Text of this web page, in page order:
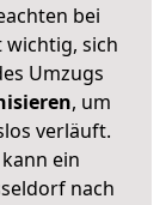
bei
wichtig, sich
Umzugs
, um
verläuft.
ein
nach